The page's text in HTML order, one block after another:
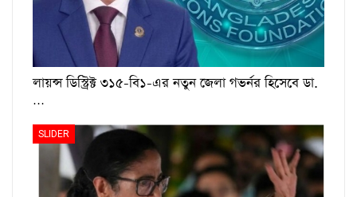
লায়ন্স ডিস্ট্রিক্ট ৩১৫-বি১-এর নতুন জেলা গভর্নর হিসেবে ডা.
…
SLIDER